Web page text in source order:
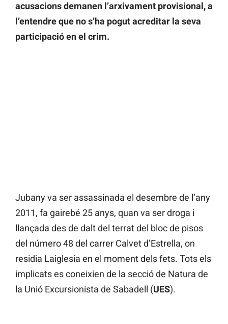
acusacions demanen l’arxivament provisional, a
l’entendre que no s’ha pogut acreditar la seva
participació en el crim.
Jubany va ser assassinada el desembre de l’any
2011, fa gairebé 25 anys, quan va ser droga i
llançada des de dalt del terrat del bloc de pisos
del número 48 del carrer Calvet d’Estrella, on
residia Laiglesia en el moment dels fets. Tots els
implicats es coneixien de la secció de Natura de
la Unió Excursionista de Sabadell (UES).